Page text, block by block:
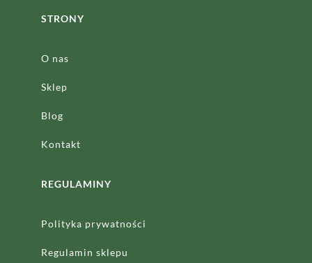
STRONY
O nas
Sklep
Blog
Kontakt
REGULAMINY
Polityka prywatności
Regulamin sklepu